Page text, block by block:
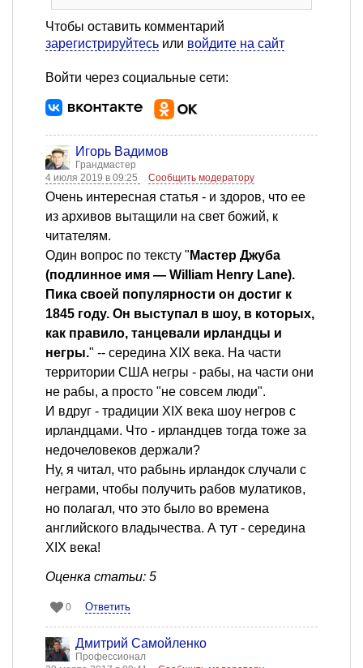
Чтобы оставить комментарий
зарегистрируйтесь или войдите на сайт
Войти через социальные сети:
Игорь Вадимов
Грандмастер
4 июля 2019 в 09:25
Сообщить модератору
Очень интересная статья - и здоров, что ее
из архивов вытащили на свет божий, к
читателям.
Один вопрос по тексту " Мастер Джуба
(подлинное имя — WiIIiam Henry Lane).
Пика своей популярности он достиг к
1845 году. Он выступал в шоу, в которых,
как правило, танцевали ирландцы и
негры." -- середина XIX века. На части
территории США негры - рабы, на части они
не рабы, а просто "не совсем люди".
И вдруг - традиции XIX века шоу негров с
ирландцами. Что - ирландцев тогда тоже за
недочеловеков держали?
Ну, я читал, что рабынь ирландок случали с
неграми, чтобы получить рабов мулатиков,
но полагал, что это было во времена
английского владычества. А тут - середина
XIX века!
Оценка статьи: 5
0 Ответить
Дмитрий Самойленко
Профессионал